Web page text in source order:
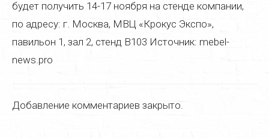
Реставрация паркета
Реставрация часов
будет получить 14-17 ноября на стенде компании,
по адресу: г. Москва, МВЦ «Крокус Экспо»,
павильон 1, зал 2, стенд B103 Источник: mebel-
news.pro
Добавление комментариев закрыто.